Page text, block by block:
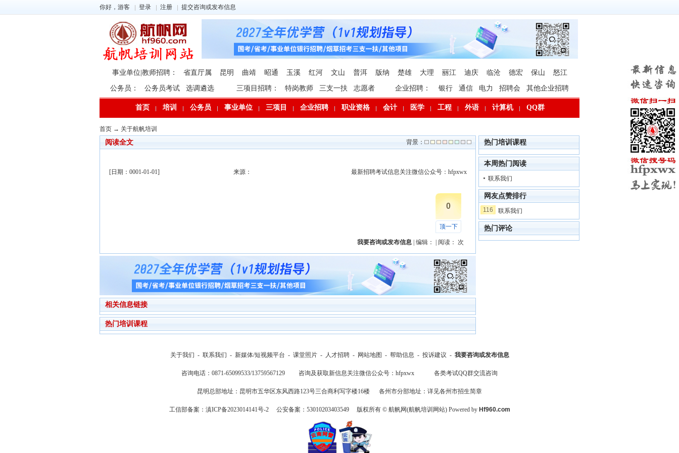
你好，游客 登录 注册 提交咨询或发布信息
事业单位|教师招聘： 省直厅属 昆明 曲靖 昭通 玉溪 红河 文山 普洱 版纳 楚雄 大理 丽江 迪庆 临沧 德宏 保山 怒江
公务员： 公务员考试 选调遴选 三项目招聘： 特岗教师 三支一扶 志愿者 企业招聘： 银行 通信 电力 招聘会 其他企业招聘
首页 培训 公务员 事业单位 三项目 企业招聘 职业资格 会计 医学 工程 外语 计算机 QQ群
首页 → 关于航帆培训
背景：
阅读全文
[日期：0001-01-01] 来源： 最新招聘考试信息关注微信公众号：hfpxwx
0
顶一下
我要咨询或发布信息 | 编辑： | 阅读： 次
相关信息链接
热门培训课程
热门培训课程
本周热门阅读
联系我们
网友点赞排行
116 联系我们
热门评论
关于我们 - 联系我们 - 新媒体/短视频平台 - 课堂照片- 人才招聘- 网站地图 - 帮助信息 - 投诉建议 - 我要咨询或发布信息
咨询电话：0871-65099533/13759567129 咨询及获取新信息关注微信公众号：hfpxwx 各类考试QQ群交流咨询
昆明总部地址：昆明市五华区东风西路123号三合商利写字楼16楼 各州市分部地址： 详见各州市招生简章
工信部备案：滇ICP备2023014141号-2公安备案：53010203403549 版权所有 © 航帆网(航帆培训网站) Powered by Hf960.com